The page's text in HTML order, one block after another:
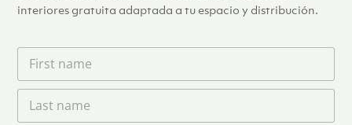
interiores gratuita adaptada a tu espacio y distribución.
F
r
L